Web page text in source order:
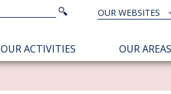
TOUS
NOS
SITES
OUR WEBSITES
Search
Search
OUR ACTIVITIES OUR